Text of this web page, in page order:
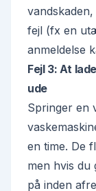
fejl (fx en
anmeldelse
Fejl 3: At
ude
Springer en
en time. De
men hvis du
på inden